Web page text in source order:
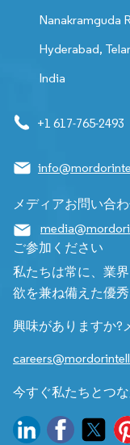
Nanakramguda
Hyderabad,
India
+1 617-765-2493
メディアお問い合
ご参加ください
私たちは常に、業
欲を兼ね備えた優
興味がありますか?
今すぐ私たちとつ